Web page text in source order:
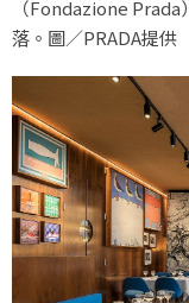
（Fondazione
落。圖／PRADA提供